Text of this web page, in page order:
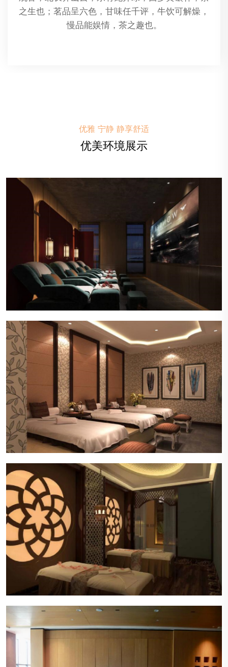
到皮肤中，以此来放松肌肉、促进血液循环、缓解
压力和改善整体健康。
优雅 宁静 静享舒适
优美环境展示